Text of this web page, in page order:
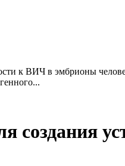
к ВИЧ в эмбрионы
создания